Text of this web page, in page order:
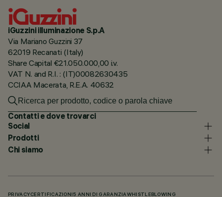
iGuzzini illuminazione S.p.A
Via Mariano Guzzini 37
62019 Recanati (Italy)
Share Capital €21.050.000,00 i.v.
VAT N. and R.I. : (IT)00082630435
CCIAA Macerata, R.E.A. 40632
Contatti e dove trovarci
Social
Prodotti
Chi siamo
PRIVACY CERTIFICAZIONI 5 ANNI DI GARANZIAWHISTLEBLOWING